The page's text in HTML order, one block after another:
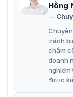
Hồng
trách
chấm
doanh
nghiệm
được